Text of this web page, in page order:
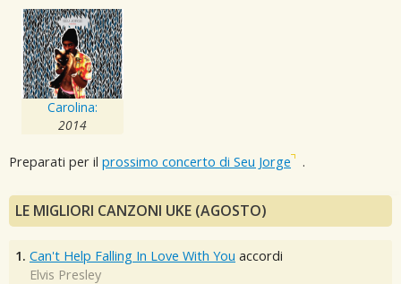
Carolina:
2014
Preparati per il prossimo concerto di Seu Jorge .
LE MIGLIORI CANZONI UKE (AGOSTO)
1. Can't Help Falling In Love With You accordi
Elvis Presley